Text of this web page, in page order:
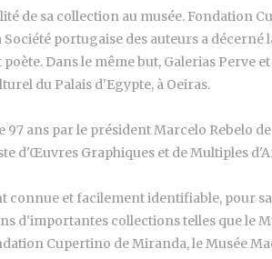
de sa collection au musée. Fondation
Société portugaise des auteurs a
Dans le même but, Galerias
du Palais d'Egypte, à Oeiras.
97 ans par le président Marcelo Rebelo
d'Œuvres Graphiques et de Multiples
connue et facilement identifiable, pour
d'importantes collections telles que le
Cupertino de Miranda, le Musée